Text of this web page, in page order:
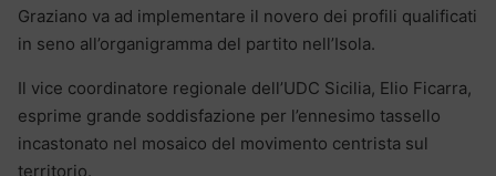
Graziano va ad implementare il novero dei profili qualificati
in seno all’organigramma del partito nell’Isola.
Il vice coordinatore regionale dell’UDC Sicilia, Elio Ficarra,
esprime grande soddisfazione per l’ennesimo tassello
incastonato nel mosaico del movimento centrista sul
territorio.